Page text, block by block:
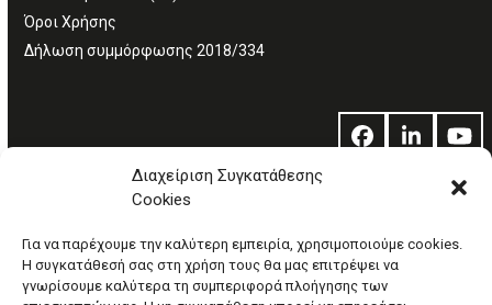
Διαχείριση Συγκατάθεσης
Cookies
Για να παρέχουμε την καλύτερη εμπειρία, χρησιμοποιούμε cookies.
Η συγκατάθεσή σας στη χρήση τους θα μας επιτρέψει να
γνωρίσουμε καλύτερα τη συμπεριφορά πλοήγησης των
Όροι Χρήσης
Δήλωση συμμόρφωσης 2018/334
Facebook
LinkedIn
© Copyright: Ethos Media S.A.